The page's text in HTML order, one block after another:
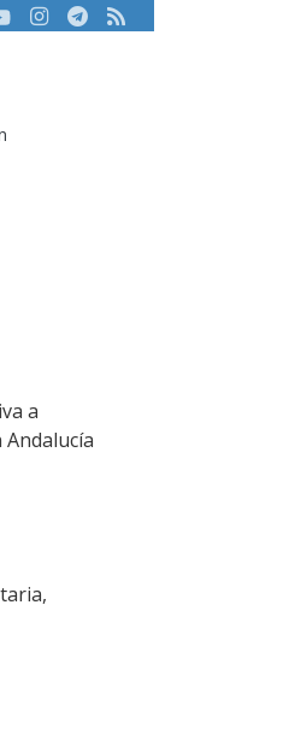
YoutubeInstagram
Telegram
RSS
a